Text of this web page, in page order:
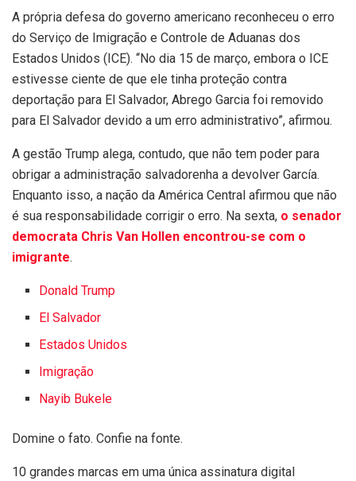
A própria defesa do governo americano reconheceu o erro
do Serviço de Imigração e Controle de Aduanas dos
Estados Unidos (ICE). “No dia 15 de março, embora o ICE
estivesse ciente de que ele tinha proteção contra
deportação para El Salvador, Abrego Garcia foi removido
para El Salvador devido a um erro administrativo”, afirmou.
A gestão Trump alega, contudo, que não tem poder para
obrigar a administração salvadorenha a devolver García.
Enquanto isso, a nação da América Central afirmou que não
é sua responsabilidade corrigir o erro. Na sexta, o senador
democrata Chris Van Hollen encontrou-se com o
imigrante.
Donald Trump
El Salvador
Estados Unidos
Imigração
Nayib Bukele
Domine o fato. Confie na fonte.
10 grandes marcas em uma única assinatura digital